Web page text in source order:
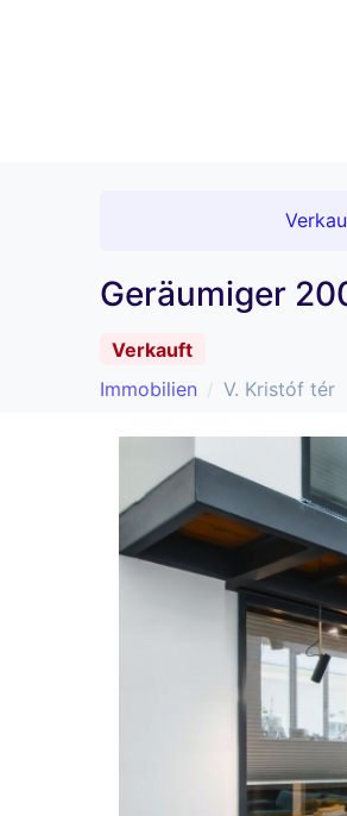
Geräumiger
Verkauft
Immobilien
V. Kristóf tér